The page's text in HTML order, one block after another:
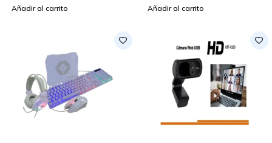
Añadir al carrito Añadir al carrito